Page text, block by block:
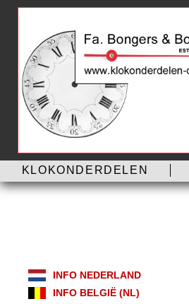
KLOKONDERDELEN
INFO NEDERLAND
INFO BELGIË (NL)